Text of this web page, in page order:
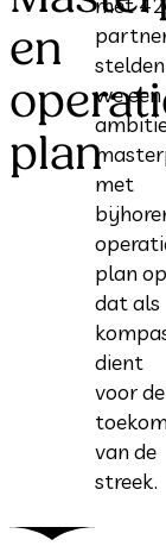
en
plan
stelden
we een
met
plan op
dat als
dient
voor de
van de
streek.